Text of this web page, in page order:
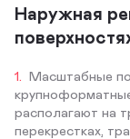
Наружная
Масштабные
располагают на
перекрестках,